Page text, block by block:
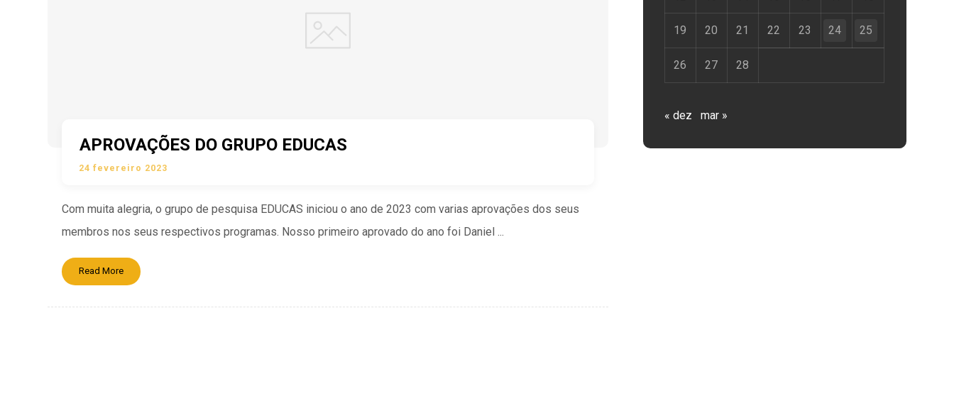
APROVAÇÕES DO GRUPO EDUCAS
24 fevereiro 2023
Com muita alegria, o grupo de pesquisa EDUCAS iniciou o ano de 2023 com varias aprovações dos seus
membros nos seus respectivos programas. Nosso primeiro aprovado do ano foi Daniel ...
Read More
19 20 21 22 23 24 25
26 27 28
« dez mar »